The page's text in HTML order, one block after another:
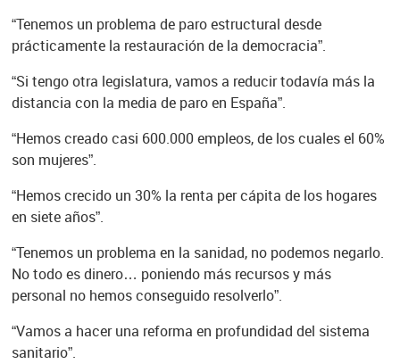
“Tenemos un problema de paro estructural desde
prácticamente la restauración de la democracia”.
“Si tengo otra legislatura, vamos a reducir todavía más la
distancia con la media de paro en España”.
“Hemos creado casi 600.000 empleos, de los cuales el 60%
son mujeres”.
“Hemos crecido un 30% la renta per cápita de los hogares
en siete años”.
“Tenemos un problema en la sanidad, no podemos negarlo.
No todo es dinero… poniendo más recursos y más
personal no hemos conseguido resolverlo”.
“Vamos a hacer una reforma en profundidad del sistema
sanitario”.